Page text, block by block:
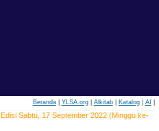
Beranda| YLSA.org| Alkitab| Katalog| AI
Edisi Sabtu, 17 September 2022 (Minggu ke-